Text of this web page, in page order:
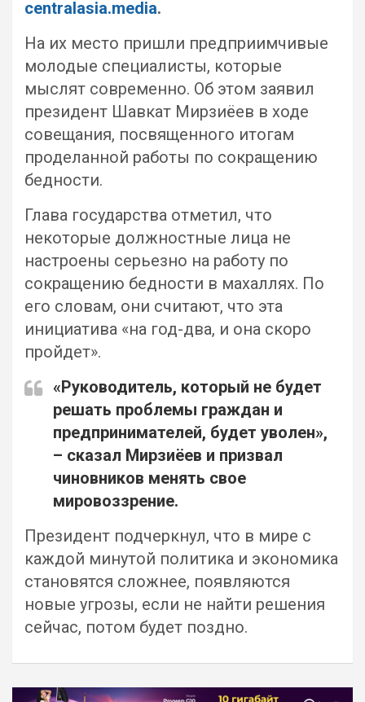
centralasia.media.
На их место пришли предприимчивые
молодые специалисты, которые
мыслят современно. Об этом заявил
президент Шавкат Мирзиёев в ходе
совещания, посвященного итогам
проделанной работы по сокращению
бедности.
Глава государства отметил, что
некоторые должностные лица не
настроены серьезно на работу по
сокращению бедности в махаллях. По
его словам, они считают, что эта
инициатива «на год-два, и она скоро
пройдет».
«Руководитель, который не будет
решать проблемы граждан и
предпринимателей, будет уволен»,
– сказал Мирзиёев и призвал
чиновников менять свое
мировоззрение.
Президент подчеркнул, что в мире с
каждой минутой политика и экономика
становятся сложнее, появляются
новые угрозы, если не найти решения
сейчас, потом будет поздно.